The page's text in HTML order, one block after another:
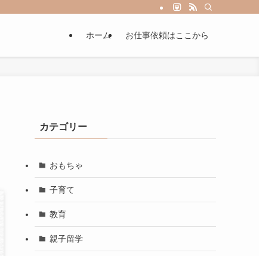
ホーム お仕事依頼はここから
カテゴリー
おもちゃ
子育て
教育
親子留学